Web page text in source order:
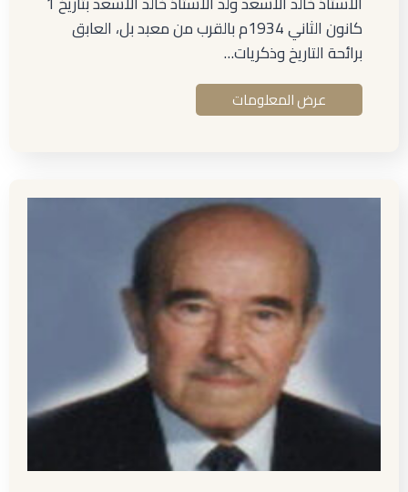
كانون الثاني 1934م بالقرب من معبد بل، العابق
برائحة التاريخ وذكريات…
عرض المعلومات